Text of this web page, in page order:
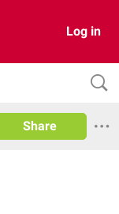
Log in
Share